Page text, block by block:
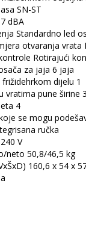
SN-ST
dBA
Standardno led
otvaranja vrata
Rotirajući
za jaja 6 jaja
dijelu 1
vratima pune širine 3
4
se mogu
ručka
V
neto 50,8/46,5 kg
160,6 x 54 x